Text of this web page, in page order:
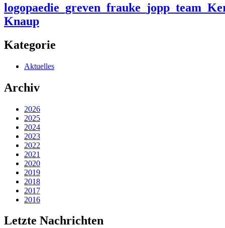
Knaup
Kategorie
Aktuelles
Archiv
2026
2025
2024
2023
2022
2021
2020
2019
2018
2017
2016
Letzte Nachrichten